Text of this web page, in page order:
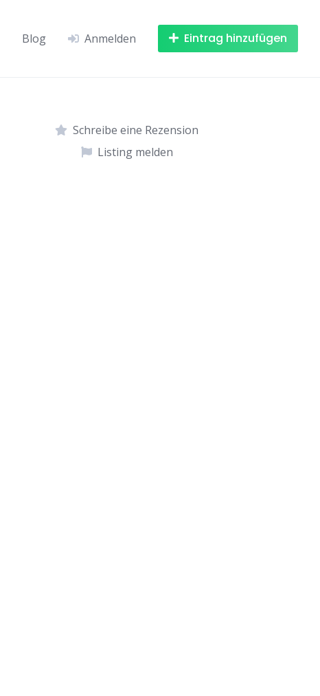
Blog Anmelden Eintrag hinzufügen
Schreibe eine Rezension
Listing melden